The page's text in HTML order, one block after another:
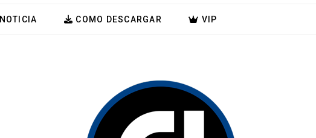
NOTICIA COMO DESCARGAR VIP